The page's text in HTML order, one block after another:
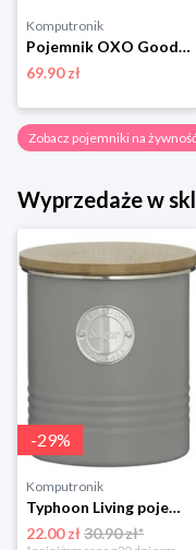
Komputronik
Pojemnik OXO Good Grips Prep and Go 0.97 l 11301800 biały
69.90 zł
Zobacz pojemniki na żywność
Wyprzedaże w
-29%
Komputronik
Typhoon Living pojemnik na cukier szary 1400.733
22.00 zł30.90 zł*